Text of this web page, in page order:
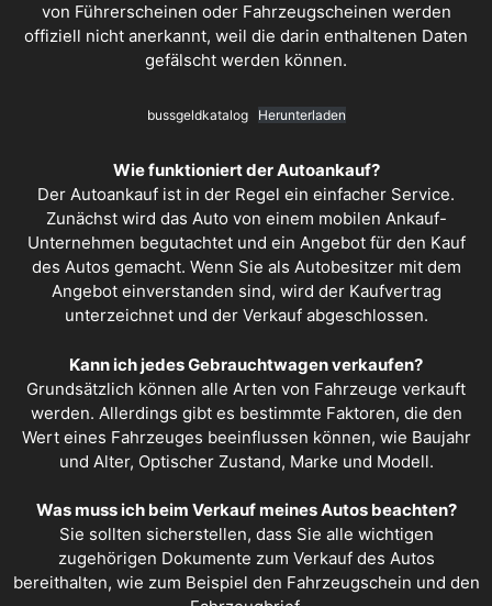
von Führerscheinen oder Fahrzeugscheinen werden
offiziell nicht anerkannt, weil die darin enthaltenen Daten
gefälscht werden können.
bussgeldkatalog Herunterladen
Wie funktioniert der Autoankauf?
Der Autoankauf ist in der Regel ein einfacher Service.
Zunächst wird das Auto von einem mobilen Ankauf-
Unternehmen begutachtet und ein Angebot für den Kauf
des Autos gemacht. Wenn Sie als Autobesitzer mit dem
Angebot einverstanden sind, wird der Kaufvertrag
unterzeichnet und der Verkauf abgeschlossen.
Kann ich jedes Gebrauchtwagen verkaufen?
Grundsätzlich können alle Arten von Fahrzeuge verkauft
werden. Allerdings gibt es bestimmte Faktoren, die den
Wert eines Fahrzeuges beeinflussen können, wie Baujahr
und Alter, Optischer Zustand, Marke und Modell.
Was muss ich beim Verkauf meines Autos beachten?
Sie sollten sicherstellen, dass Sie alle wichtigen
zugehörigen Dokumente zum Verkauf des Autos
bereithalten, wie zum Beispiel den Fahrzeugschein und den